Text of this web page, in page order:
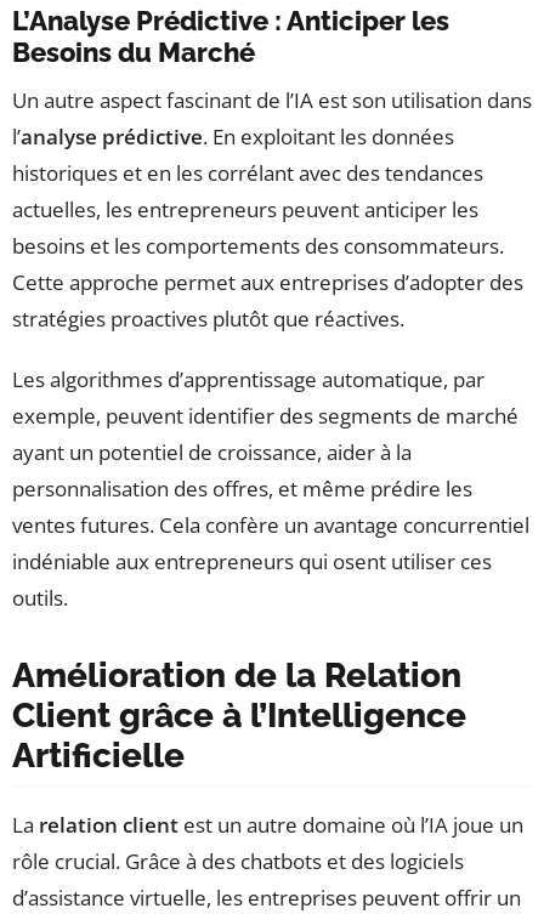
L’Analyse Prédictive : Anticiper les
Besoins du Marché
Un autre aspect fascinant de l’IA est son utilisation dans
l’analyse prédictive. En exploitant les données
historiques et en les corrélant avec des tendances
actuelles, les entrepreneurs peuvent anticiper les
besoins et les comportements des consommateurs.
Cette approche permet aux entreprises d’adopter des
stratégies proactives plutôt que réactives.
Les algorithmes d’apprentissage automatique, par
exemple, peuvent identifier des segments de marché
ayant un potentiel de croissance, aider à la
personnalisation des offres, et même prédire les
ventes futures. Cela confère un avantage concurrentiel
indéniable aux entrepreneurs qui osent utiliser ces
outils.
Amélioration de la Relation
Client grâce à l’Intelligence
Artificielle
La relation client est un autre domaine où l’IA joue un
rôle crucial. Grâce à des chatbots et des logiciels
d’assistance virtuelle, les entreprises peuvent offrir un